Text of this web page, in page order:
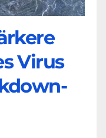
Virus